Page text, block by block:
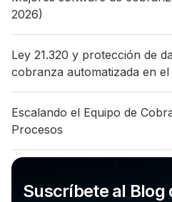
2026)
Ley 21.320 y protección de
cobranza automatizada en
Escalando el Equipo de
Procesos
Suscríbete al